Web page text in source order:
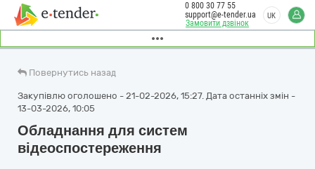
Замовити дзвінок
0 800 30 77 55
support@e-tender.ua
UK
Повернутись назад
Закупівлю оголошено - 21-02-2026, 15:27. Дата останніх змін -
13-03-2026, 10:05
Обладнання для систем
відеоспостереження